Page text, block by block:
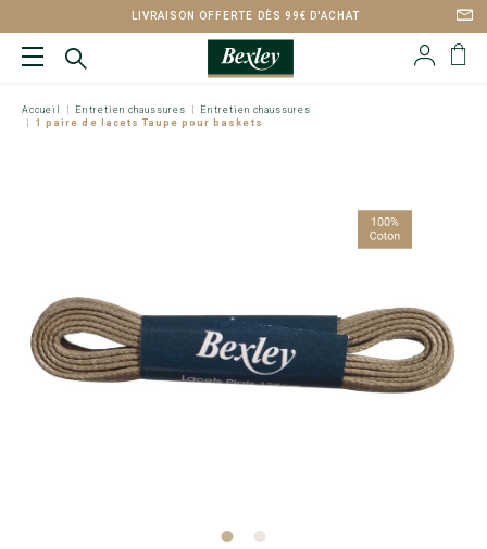
LIVRAISON OFFERTE DÈS 99€ D'ACHAT
Accueil Entretien chaussures
Entretien chaussures
1 paire de lacets Taupe pour baskets